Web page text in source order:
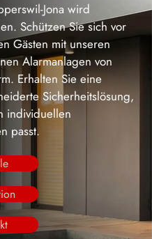
Jona wird
Schützen Sie sich vor
Gästen mit unseren
Alarmanlagen von
Erhalten Sie eine
Sicherheitslösung,
individuellen
passt.